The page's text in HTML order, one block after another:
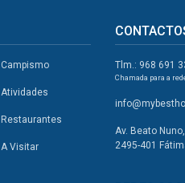
Campismo
Atividades
Restaurantes
A Visitar
Tlm.: 968 691
Chamada para a
Av. Beato
2495-401